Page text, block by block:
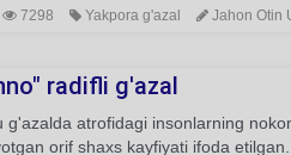
7298 Yakpora g'azal Jahon Otin
radifli g'azal
g'azalda atrofidagi insonlarning
orif shaxs kayfiyati ifoda